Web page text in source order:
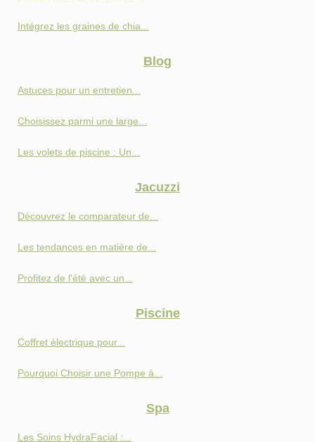
Intégrez les graines de chia...
Blog
Astuces pour un entretien...
Choisissez parmi une large...
Les volets de piscine : Un...
Jacuzzi
Découvrez le comparateur de...
Les tendances en matière de...
Profitez de l'été avec un...
Piscine
Coffret électrique pour...
Pourquoi Choisir une Pompe à...
Spa
Les Soins HydraFacial :...